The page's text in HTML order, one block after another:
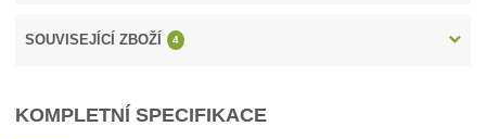
SOUVISEJÍCÍ ZBOŽÍ 4
KOMPLETNÍ SPECIFIKACE